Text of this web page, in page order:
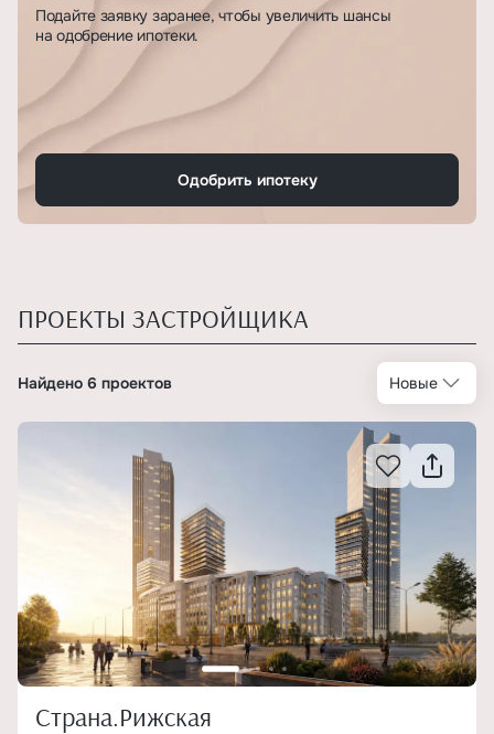
Подайте заявку заранее, чтобы увеличить шансы
на одобрение ипотеки.
Одобрить ипотеку
ПРОЕКТЫ ЗАСТРОЙЩИКА
Найдено 6 проектов Новые
Страна.Рижская